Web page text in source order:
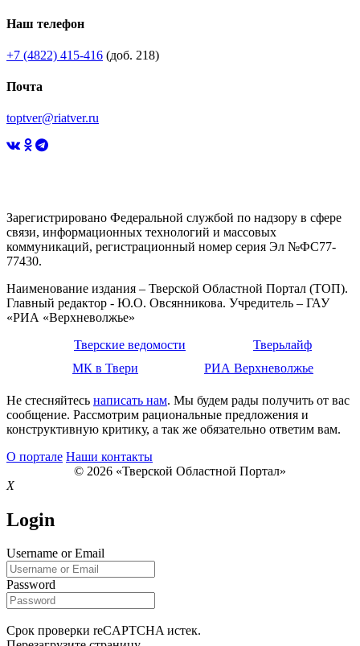
Наш телефон
+7 (4822) 415-416 (доб. 218)
Почта
toptver@riatver.ru
Зарегистрировано Федеральной службой по надзору в сфере
связи, информационных технологий и массовых
коммуникаций, регистрационный номер серия Эл №ФС77-
77430.
Наименование издания – Тверской Областной Портал (ТОП).
Главный редактор - Ю.О. Овсянникова. Учредитель – ГАУ
«РИА «Верхневолжье»
Тверские ведомости
Тверьлайф
МК в Твери
РИА Верхневолжье
Не стесняйтесь написать нам. Мы будем рады получить от вас
сообщение. Рассмотрим рациональные предложения и
конструктивную критику, а так же обязательно ответим вам.
О портале Наши контакты
© 2026 «Тверской Областной Портал»
X
Login
Username or Email
Password
Срок проверки reCAPTCHA истек.